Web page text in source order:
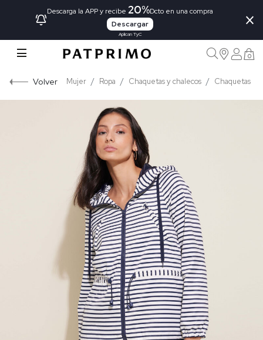
Descarga la APP y recibe 20%Dcto en una compra
Descargar
Aplican TyC
×
0
Volver Mujer Ropa Chaquetas y chalecos Chaquetas